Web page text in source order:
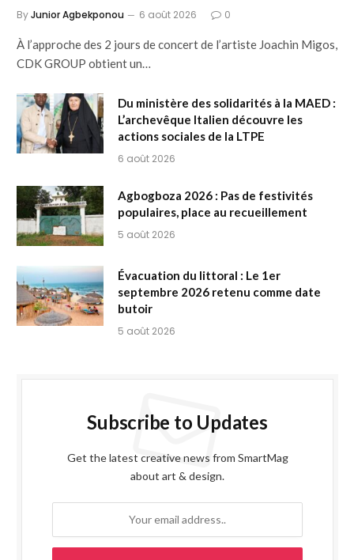
ByJunior Agbekponou 6 août 2026 0
À l’approche des 2 jours de concert de l’artiste Joachin Migos,
CDK GROUP obtient un…
Du ministère des solidarités à la MAED :
L’archevêque Italien découvre les
actions sociales de la LTPE
6 août 2026
Agbogboza 2026 : Pas de festivités
populaires, place au recueillement
5 août 2026
Évacuation du littoral : Le 1er
septembre 2026 retenu comme date
butoir
5 août 2026
Subscribe to Updates
Get the latest creative news from SmartMag
about art & design.